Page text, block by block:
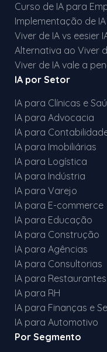
Curso de IA para
Implementação de IA
Viver de IA vs eesier
Alternativa ao Viver
Viver de IA vale a
IA por Setor
IA para Clínicas e
IA para Advocacia
IA para
IA para Imobiliárias
IA para Logística
IA para Indústria
IA para Varejo
IA para E-commerce
IA para Educação
IA para Construção
IA para Agências
IA para Consultorias
IA para Restaurantes
IA para RH
IA para Finanças e
IA para Automotivo
Por Segmento